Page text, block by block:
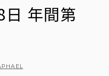
年間第